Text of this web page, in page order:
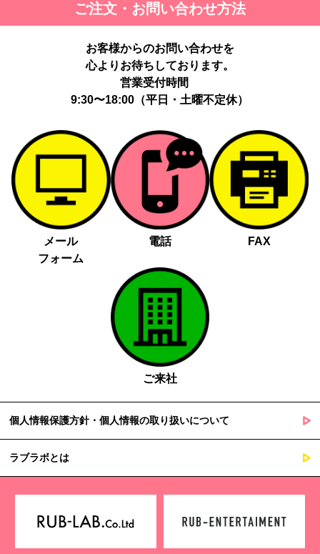
ご注文・お問い合わせ方法
お客様からのお問い合わせを
心よりお待ちしております。
営業受付時間
9:30〜18:00（平日・土曜不定休）
メール
フォーム
電話 FAX
ご来社
個人情報保護方針・個人情報の取り扱いについて
ラブラボとは